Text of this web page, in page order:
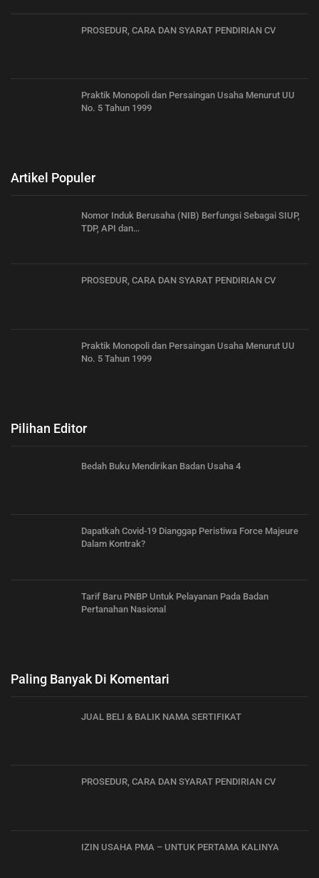
PROSEDUR, CARA DAN SYARAT PENDIRIAN CV
Praktik Monopoli dan Persaingan Usaha Menurut UU
No. 5 Tahun 1999
Artikel Populer
Nomor Induk Berusaha (NIB) Berfungsi Sebagai SIUP,
TDP, API dan…
PROSEDUR, CARA DAN SYARAT PENDIRIAN CV
Praktik Monopoli dan Persaingan Usaha Menurut UU
No. 5 Tahun 1999
Pilihan Editor
Bedah Buku Mendirikan Badan Usaha 4
Dapatkah Covid-19 Dianggap Peristiwa Force Majeure
Dalam Kontrak?
Tarif Baru PNBP Untuk Pelayanan Pada Badan
Pertanahan Nasional
Paling Banyak Di Komentari
JUAL BELI & BALIK NAMA SERTIFIKAT
PROSEDUR, CARA DAN SYARAT PENDIRIAN CV
IZIN USAHA PMA – UNTUK PERTAMA KALINYA